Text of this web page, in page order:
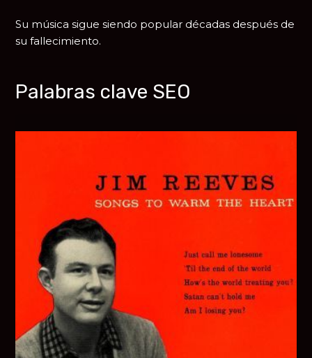
Su música sigue siendo popular décadas después de
su fallecimiento.
Palabras clave SEO